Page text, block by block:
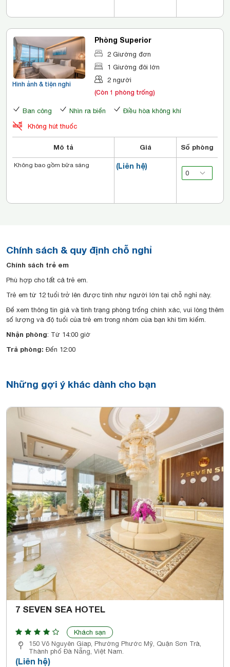
Hình ảnh & tiện nghi
Phòng Superior
2 Giường đơn
1 Giường đôi lớn
2 người
(Còn 1 phòng trống)
Ban công Nhìn ra biển
Điều hòa không khí
Không hút thuốc
Mô tả Giá Số phòng
(Liên hệ)
Không bao gồm bữa sáng
Chính sách & quy định chỗ nghỉ
Chính sách trẻ em
Phù hợp cho tất cả trẻ em.
Trẻ em từ 12 tuổi trở lên được tính như người lớn tại chỗ nghỉ này.
Để xem thông tin giá và tình trạng phòng trống chính xác, vui lòng thêm
số lượng và độ tuổi của trẻ em trong nhóm của bạn khi tìm kiếm.
Nhận phòng: Từ 14:00 giờ
Trả phòng: Đến 12:00
Những gợi ý khác dành cho bạn
7 SEVEN SEA HOTEL
Khách sạn
150 Võ Nguyên Gíap, Phường Phước Mỹ, Quận Sơn Trà,
Thành phố Đà Nẵng, Việt Nam.
(Liên hệ)